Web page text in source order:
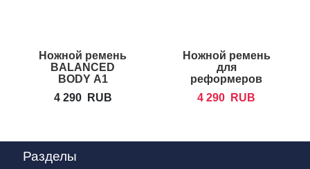
Ножной ремень
BALANCED
BODY А1
4 290
RUB
Ножной ремень
для
реформеров
BALANCED
BODY
4 290 RUB
Разделы